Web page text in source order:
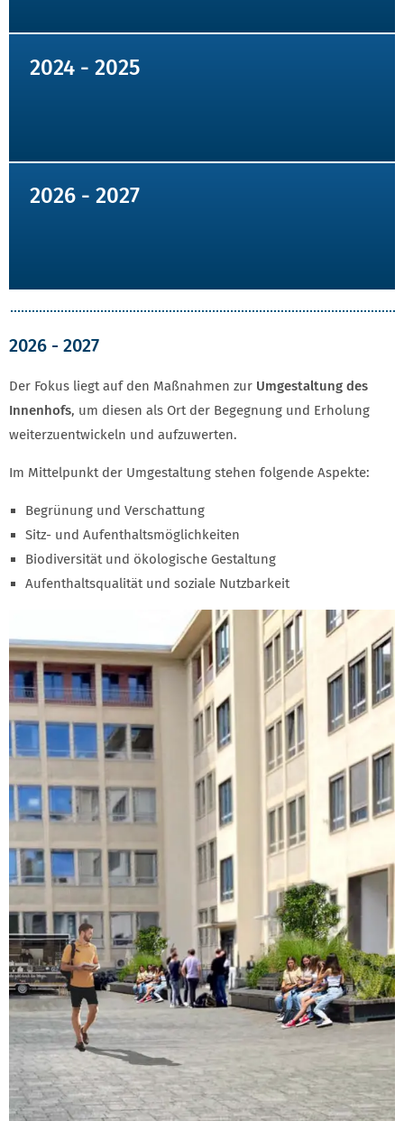
2024 - 2025
2026 - 2027
2026 - 2027
Der Fokus liegt auf den Maßnahmen zur Umgestaltung des
Innenhofs, um diesen als Ort der Begegnung und Erholung
weiterzuentwickeln und aufzuwerten.
Im Mittelpunkt der Umgestaltung stehen folgende Aspekte:
Begrünung und Verschattung
Sitz- und Aufenthaltsmöglichkeiten
Biodiversität und ökologische Gestaltung
Aufenthaltsqualität und soziale Nutzbarkeit